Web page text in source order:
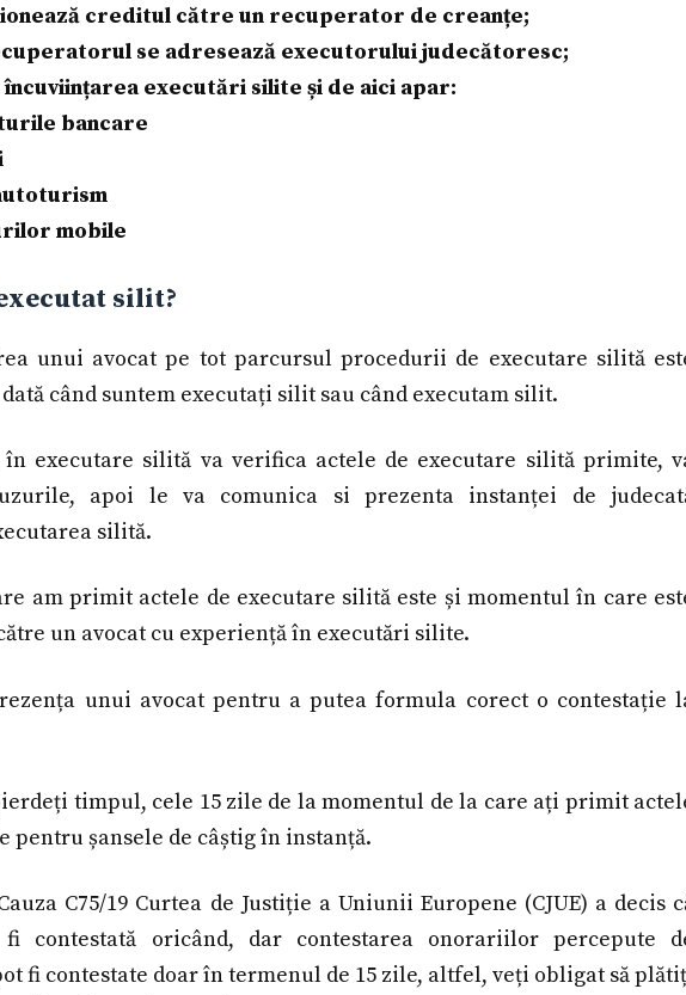
creditul către un recuperator de creanțe;
se adresează executorului judecătoresc;
executări silite și de aici apar:
bancare
mobile
silit?
unui avocat pe tot parcursul procedurii de executare silită
când suntem executați silit sau când executam silit.
în executare silită va verifica actele de executare silită primite,
apoi le va comunica si prezenta instanței de
silită.
am primit actele de executare silită este și momentul în care
un avocat cu experiență în executări silite.
unui avocat pentru a putea formula corect o contestație
timpul, cele 15 zile de la momentul de la care ați primit
pentru șansele de câștig în instanță.
C75/19 Curtea de Justiție a Uniunii Europene (CJUE) a decis
contestată oricând, dar contestarea onorariilor percepute
fi contestate doar în termenul de 15 zile, altfel, veți obligat să